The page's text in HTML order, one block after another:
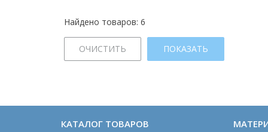
Найдено товаров: 6
ОЧИСТИТЬ ПОКАЗАТЬ
КАТАЛОГ ТОВАРОВ